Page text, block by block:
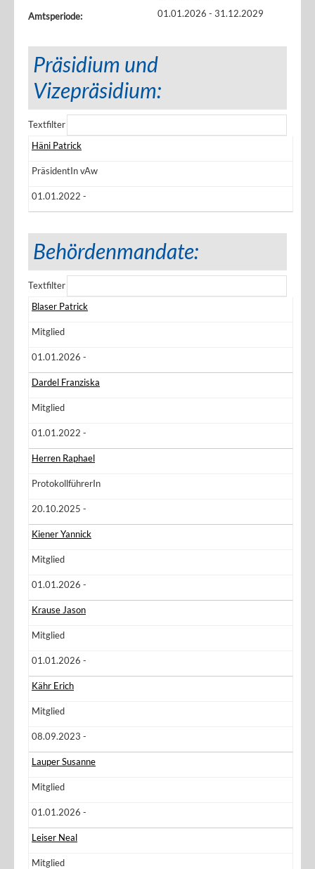
Amtsperiode:
01.01.2026 - 31.12.2029
Präsidium und
Vizepräsidium:
Textfilter
Häni Patrick
PräsidentIn vAw
01.01.2022 -
Behördenmandate:
Textfilter
Blaser Patrick
Mitglied
01.01.2026 -
Dardel Franziska
Mitglied
01.01.2022 -
Herren Raphael
ProtokollführerIn
20.10.2025 -
Kiener Yannick
Mitglied
01.01.2026 -
Krause Jason
Mitglied
01.01.2026 -
Kähr Erich
Mitglied
08.09.2023 -
Lauper Susanne
Mitglied
01.01.2026 -
Leiser Neal
Mitglied